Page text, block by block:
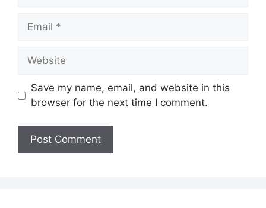
Email
Website
Save my name, email, and website in this
browser for the next time I comment.